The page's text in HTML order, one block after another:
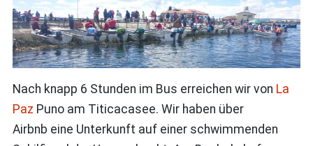
Nach knapp 6 Stunden im Bus erreichen wir von La
Paz Puno am Titicacasee. Wir haben über
Airbnb eine Unterkunft auf einer schwimmenden